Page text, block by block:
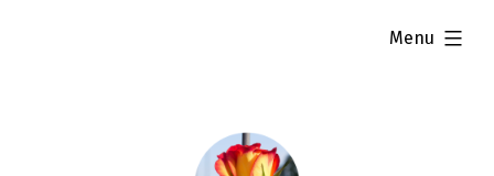
Menu
uitgevouwen